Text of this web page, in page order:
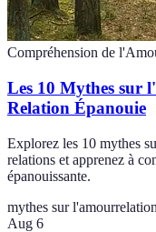
Compréhension de
Les 10 Mythes sur
Relation Épanouie
Explorez les 10 mythes
relations et apprenez à
épanouissante.
mythes sur l'amourrelation
Aug 6